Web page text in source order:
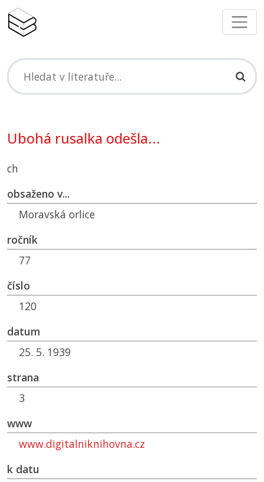
Ubohá rusalka odešla...
ch
obsaženo v...
Moravská orlice
ročník
77
číslo
120
datum
25. 5. 1939
strana
3
www
www.digitalniknihovna.cz
k datu